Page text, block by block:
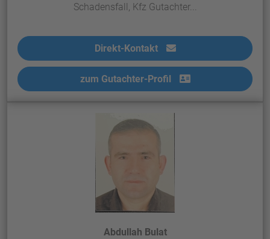
Schadensfall, Kfz Gutachter...
Direkt-Kontakt
zum Gutachter-Profil
Abdullah Bulat